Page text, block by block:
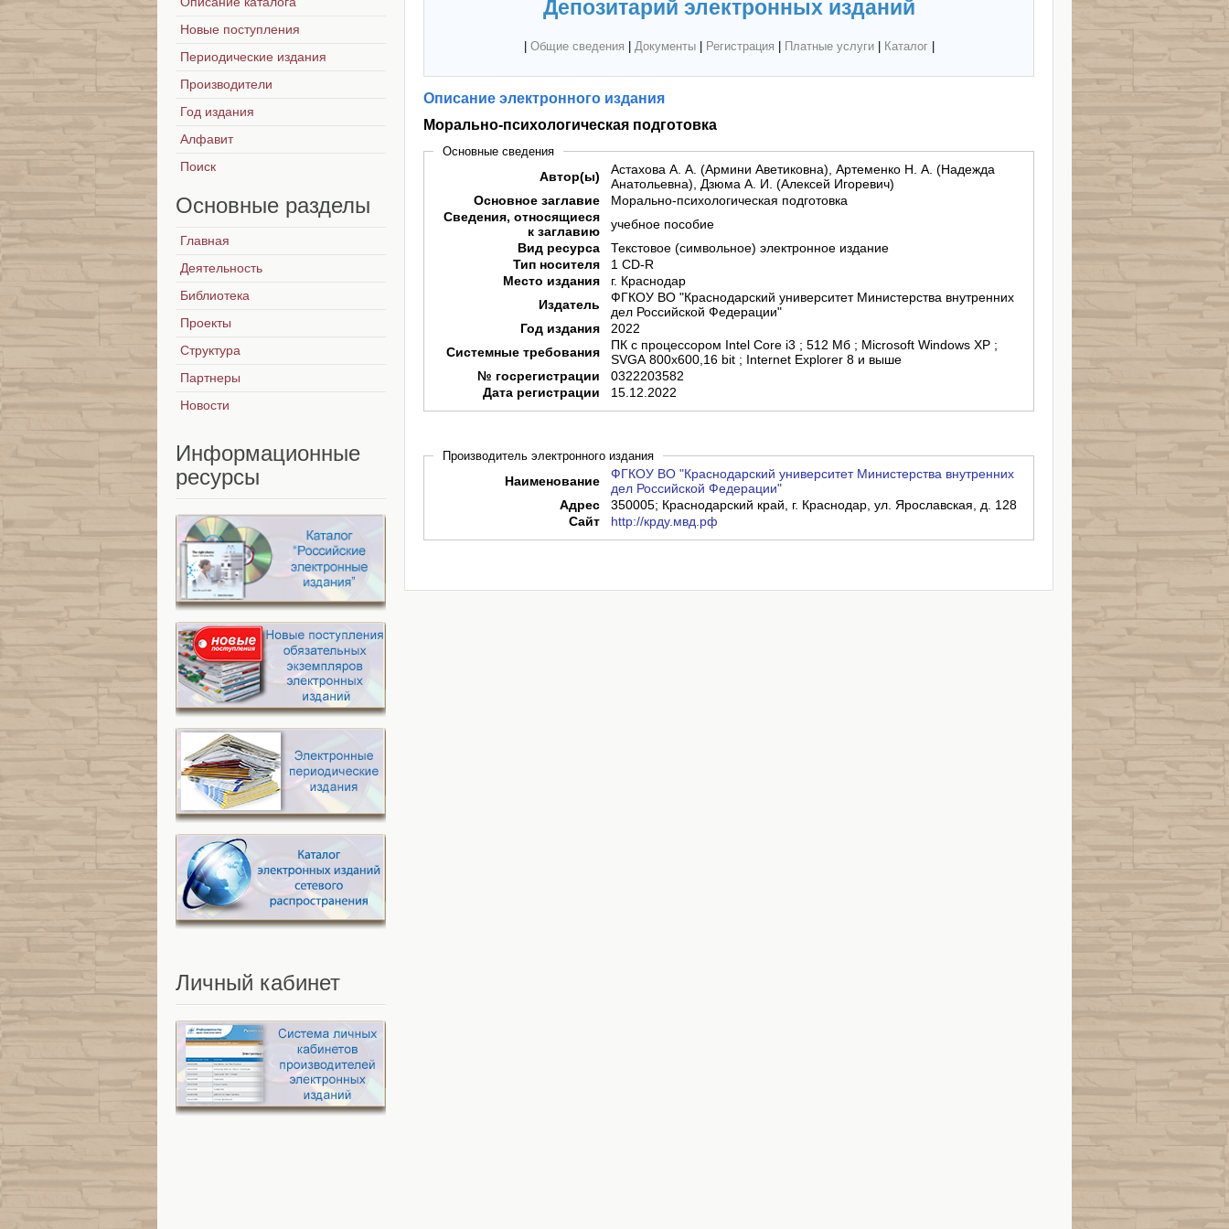
Депозитарий электронных изданий
Общие сведения Документы| Регистрация Платные услуги| Каталог|
Описание электронного издания
Морально-психологическая подготовка
Основные сведения
Автор(ы)
Астахова А. А. (Армини Аветиковна), Артеменко Н. А. (Надежда
Анатольевна), Дзюма А. И. (Алексей Игоревич)
Основное заглавие
Морально-психологическая подготовка
Сведения, относящиеся
к заглавию
учебное пособие
Вид ресурса
Текстовое (символьное) электронное издание
Тип носителя
1 CD-R
Место издания
г. Краснодар
Издатель
ФГКОУ ВО "Краснодарский университет Министерства внутренних
дел Российской Федерации"
Год издания
2022
Системные требования
ПК с процессором Intel Core i3 ; 512 Mб ; Microsoft Windows XP ;
SVGA 800x600,16 bit ; Internet Explorer 8 и выше
№ госрегистрации
0322203582
Дата регистрации
15.12.2022
Производитель электронного издания
Наименование
ФГКОУ ВО "Краснодарский университет Министерства внутренних
дел Российской Федерации"
Адрес
350005; Краснодарский край, г. Краснодар, ул. Ярославская, д. 128
Сайт
http://крду.мвд.рф
Новые поступления
Периодические издания
Производители
Год издания
Алфавит
Поиск
Основные разделы
Главная
Деятельность
Библиотека
Проекты
Структура
Партнеры
Новости
Информационные
ресурсы
Личный кабинет